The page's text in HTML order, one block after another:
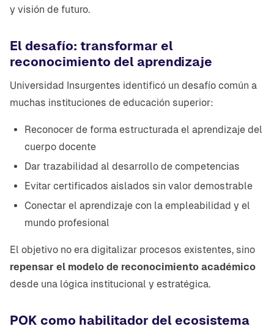
y visión de futuro.
El desafío: transformar el
reconocimiento del aprendizaje
Universidad Insurgentes identificó un desafío común a
muchas instituciones de educación superior:
Reconocer de forma estructurada el aprendizaje del
cuerpo docente
Dar trazabilidad al desarrollo de competencias
Evitar certificados aislados sin valor demostrable
Conectar el aprendizaje con la empleabilidad y el
mundo profesional
El objetivo no era digitalizar procesos existentes, sino
repensar el modelo de reconocimiento académico
desde una lógica institucional y estratégica.
POK como habilitador del ecosistema